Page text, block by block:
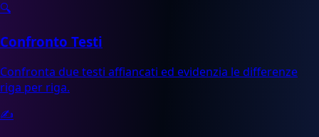
🔍
Confronto Testi
Confronta due testi affiancati ed evidenzia le differenze
riga per riga.
✍️